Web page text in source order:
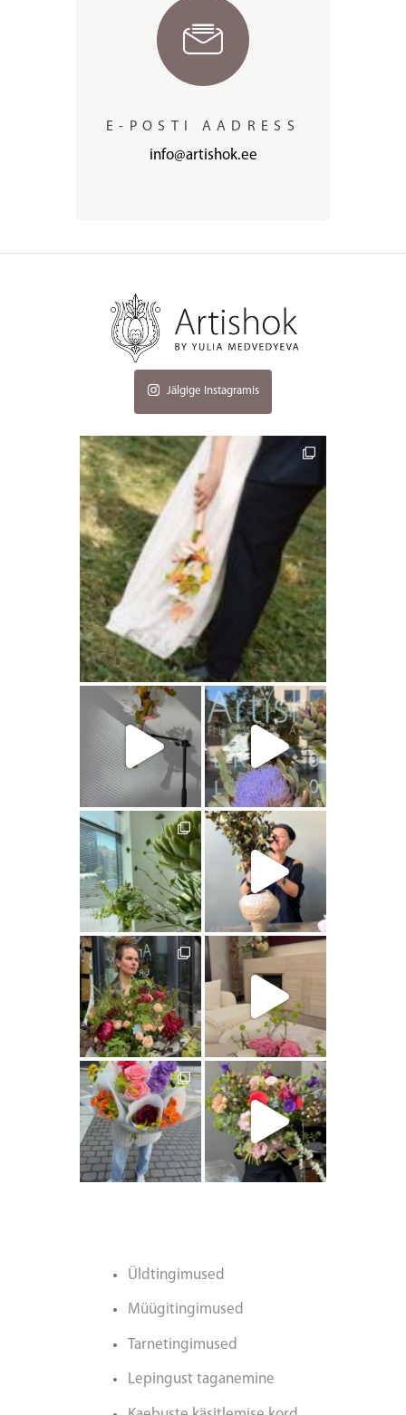
E-POSTI AADRESS
info@artishok.ee
Jälgige Instagramis
artishokflow
artishokflow artishokflow
artishokflow artishokflow
artishokflow artishokflow
artishokflow artishokflow
Üldtingimused
Müügitingimused
Tarnetingimused
Lepingust taganemine